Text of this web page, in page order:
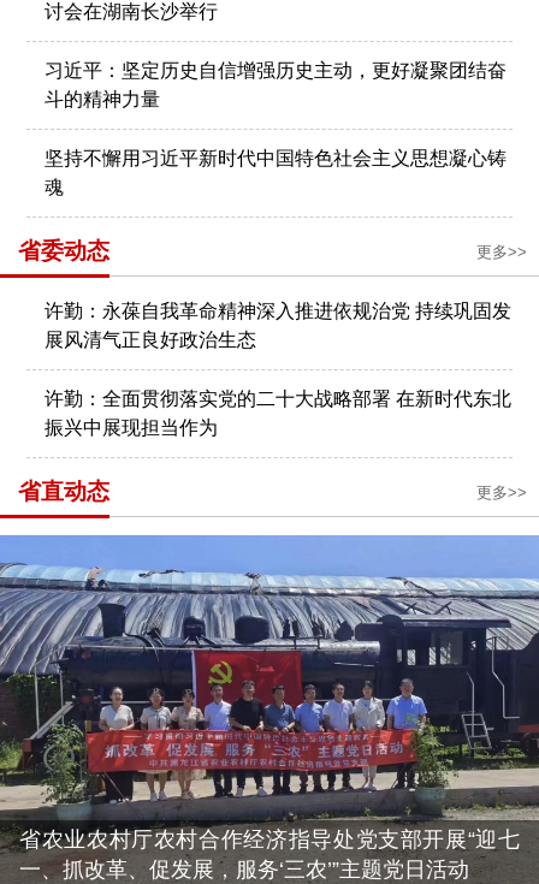
讨会在湖南长沙举行
习近平：坚定历史自信增强历史主动，更好凝聚团结奋
斗的精神力量
坚持不懈用习近平新时代中国特色社会主义思想凝心铸
魂
省委动态 更多>>
许勤：永葆自我革命精神深入推进依规治党 ​持续巩固发
展风清气正良好政治生态
许勤：全面贯彻落实党的二十大战略部署 ​在新时代东北
振兴中展现担当作为
省直动态 更多>>
省农业农村厅农村合作经济指导处党支部开展“迎七
一、抓改革、促发展，服务‘三农’”主题党日活动